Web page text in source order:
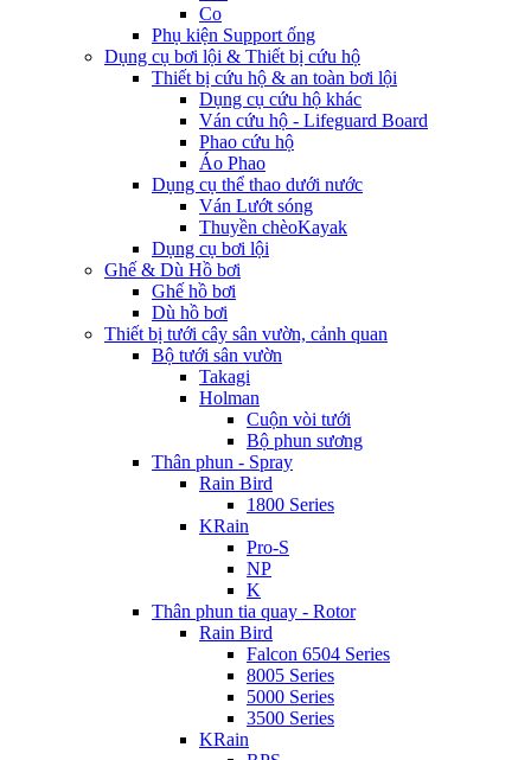
Co
Phụ kiện Support ống
Dụng cụ bơi lội & Thiết bị cứu hộ
Thiết bị cứu hộ & an toàn bơi lội
Dụng cụ cứu hộ khác
Ván cứu hộ - Lifeguard Board
Phao cứu hộ
Áo Phao
Dụng cụ thể thao dưới nước
Ván Lướt sóng
Thuyền chèoKayak
Dụng cụ bơi lội
Ghế & Dù Hồ bơi
Ghế hồ bơi
Dù hồ bơi
Thiết bị tưới cây sân vườn, cảnh quan
Bộ tưới sân vườn
Takagi
Holman
Cuộn vòi tưới
Bộ phun sương
Thân phun - Spray
Rain Bird
1800 Series
KRain
Pro-S
NP
K
Thân phun tia quay - Rotor
Rain Bird
Falcon 6504 Series
8005 Series
5000 Series
3500 Series
KRain